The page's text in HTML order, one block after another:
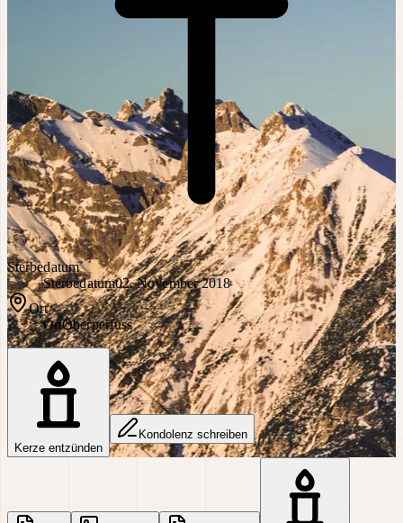
Sterbedatum
Sterbedatum02. November 2018
Ort
OrtOberperfuss
Kerze entzünden
Kondolenz schreiben